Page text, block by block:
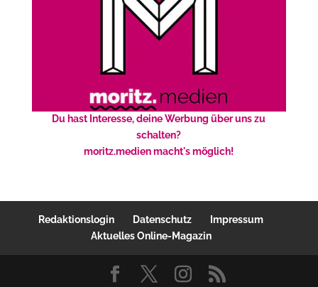
Du hast Interesse, deine Werbung über uns zu
schalten?
moritz.medien macht's möglich!
Redaktionslogin Datenschutz
Impressum
Aktuelles Online-Magazin